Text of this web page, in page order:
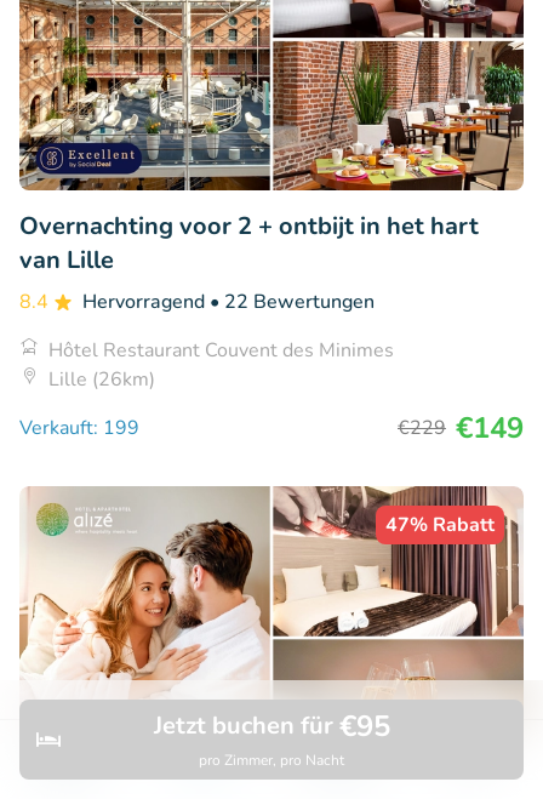
Suchen Buchungen
Jetzt buchen für€95
pro Zimmer, pro Nacht
Overnachting voor 2 + ontbijt in het hart
van Lille
8.4 Hervorragend • 22 Bewertungen
Hôtel Restaurant Couvent des Minimes
Lille (26km)
Verkauft: 199
€229 €149
47% Rabatt